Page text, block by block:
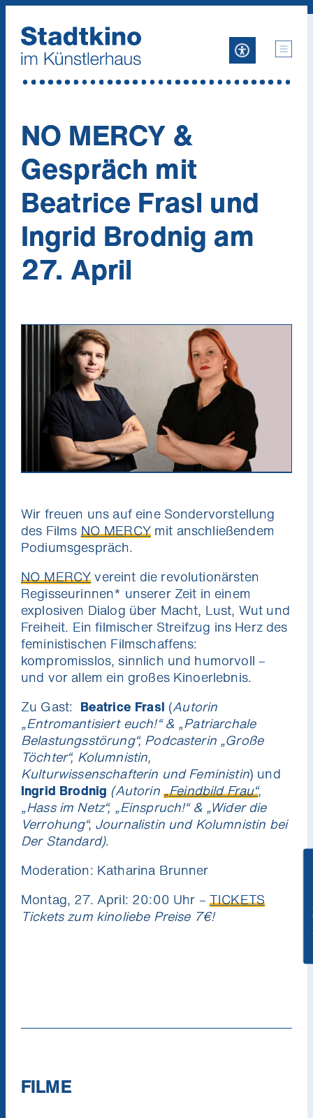
Inhalt
NO MERCY &
Gespräch mit
Beatrice Frasl und
Ingrid Brodnig am
27. April
Wir freuen uns auf eine Sondervorstellung
des Films NO MERCYmit anschließendem
Podiumsgespräch.
NO MERCYvereint die revolutionärsten
Regisseurinnen* unserer Zeit in einem
explosiven Dialog über Macht, Lust, Wut und
Freiheit. Ein filmischer Streifzug ins Herz des
feministischen Filmschaffens:
kompromisslos, sinnlich und humorvoll –
und vor allem ein großes Kinoerlebnis.
Zu Gast: Beatrice Frasl (Autorin
„Entromantisiert euch!“ & „Patriarchale
Belastungsstörung“, Podcasterin „Große
Töchter“, Kolumnistin,
Kulturwissenschafterin und Feministin) und
Ingrid Brodnig (Autorin„Feindbild Frau“,
„Hass im Netz“, „Einspruch!“ & „Wider die
Verrohung“, Journalistin und Kolumnistin bei
Der Standard).
Moderation: Katharina Brunner
Montag, 27. April: 20:00 Uhr – TICKETS
Tickets zum kinoliebe Preise 7€!
FILME
Ich will die News!
Niemand mag Pop Ups. Aber du
Verpass keinen Kinostart mehr und gewinne
mit etwas Glück 1x2 Tickets für die nächste